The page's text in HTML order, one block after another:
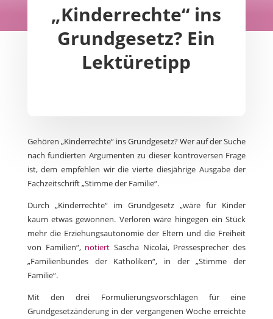
„Kinderrechte“ ins
Grundgesetz? Ein
Lektüretipp
Gehören „Kinderrechte“ ins Grundgesetz? Wer auf der Suche
nach fundierten Argumenten zu dieser kontroversen Frage
ist, dem empfehlen wir die vierte diesjährige Ausgabe der
Fachzeitschrift „Stimme der Familie“.
Durch „Kinderrechte“ im Grundgesetz „wäre für Kinder
kaum etwas gewonnen. Verloren wäre hingegen ein Stück
mehr die Erziehungsautonomie der Eltern und die Freiheit
von Familien“, notiert Sascha Nicolai, Pressesprecher des
„Familienbundes der Katholiken“, in der „Stimme der
Familie“.
Mit den drei Formulierungsvorschlägen für eine
Grundgesetzänderung in der vergangenen Woche erreichte